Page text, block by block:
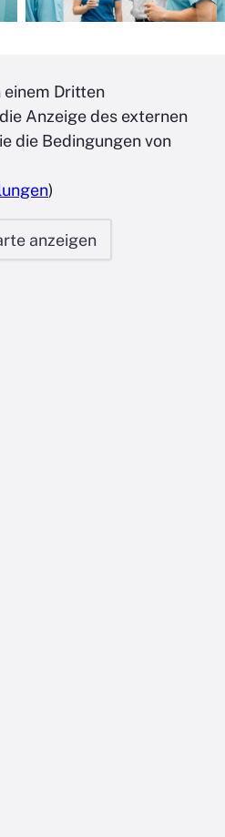
einem Dritten
Anzeige des externen
die Bedingungen von
)
anzeigen